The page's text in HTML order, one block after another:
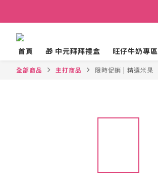
首頁 🎁 中元拜拜禮盒 旺仔牛奶專區
全部商品 主打商品 限時促銷 | 精選米果